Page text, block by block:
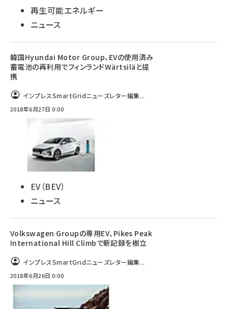
再生可能エネルギー
ニュース
韓国Hyundai Motor Group、EVの使用済み
蓄電池の再利用でフィンランドWärtsiläと提
携
インプレスSmartGridニューズレター編集...
2018年6月27日 0:00
EV（BEV）
ニュース
Volkswagen Groupの専用EV、Pikes Peak
International Hill Climbで新記録を樹立
インプレスSmartGridニューズレター編集...
2018年6月26日 0:00